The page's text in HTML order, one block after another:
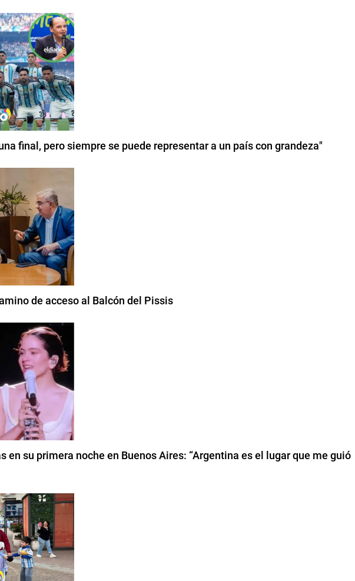
final, pero siempre se puede representar a un país con grandeza"
de acceso al Balcón del Pissis
en su primera noche en Buenos Aires: “Argentina es el lugar que me guió